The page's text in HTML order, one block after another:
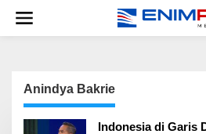
konten
Anindya Bakrie
Indonesia di Garis